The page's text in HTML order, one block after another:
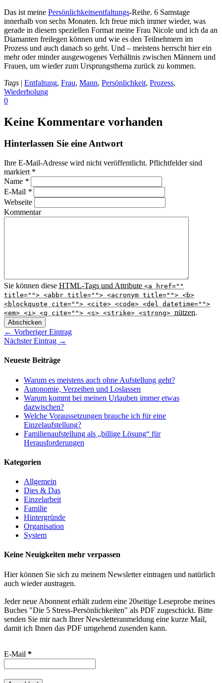
Das ist meine Persönlichkeitsentfaltungs-Reihe. 6 Samstage
innerhalb von sechs Monaten. Ich freue mich immer wieder, was
gerade in diesem speziellen Format meine Frau Nicole und ich da an
Diamanten freilegen können und wie es den Teilnehmern im
Prozess und auch danach so geht. Und – meistens herrscht hier ein
mehr oder minder ausgewogenes Verhältnis zwischen Männern und
Frauen, um wieder zum Ursprungsthema zurück zu kommen.
Tags | Entfaltung, Frau, Mann, Persönlichkeit, Prozess,
Wiederholung
0
Keine Kommentare vorhanden
Hinterlassen Sie eine Antwort
Ihre E-Mail-Adresse wird nicht veröffentlicht. Pflichtfelder sind
markiert *
Name *
E-Mail *
Webseite
Kommentar
Sie können diese HTML-Tags und Attribute <a href=""
title=""> <abbr title=""> <acronym title=""> <b>
<blockquote cite=""> <cite> <code> <del datetime="">
<em> <i> <q cite=""> <s> <strike> <strong> nützen.
Abschicken
← Vorheriger Eintrag
Nächster Eintrag →
Neueste Beiträge
Warum es meistens auch ohne Aufstellung geht?
Autonomie, Verzeihen und Loslassen
Warum kommt bei meinen Urlauben immer etwas
dazwischen?
Welche Voraussetzungen brauche ich für eine
Einzelaufstellung?
Familienaufstellung als „billige Lösung“ für
Herausforderungen
Kategorien
Allgemein
Dies & Das
Einzelarbeit
Familie
Hintergründe
Organisation
System
Keine Neuigkeiten mehr verpassen
Hier können Sie sich zu meinem Newsletter eintragen und natürlich
auch wieder austragen.
Jeder neue Abonnent erhält zudem eine 20seitige Leseprobe meines
Buches "Die 5 Stress-Persönlichkeiten" als PDF zugeschickt. Bitte
senden Sie mir nach Ihrer Newsletteranmeldung eine kurze Mail,
damit ich Ihnen das PDF umgehend zusenden kann.
E-Mail *